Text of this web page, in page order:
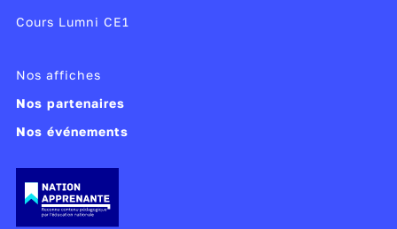
Cours Lumni CE1
Nos affiches
Nos partenaires
Nos événements